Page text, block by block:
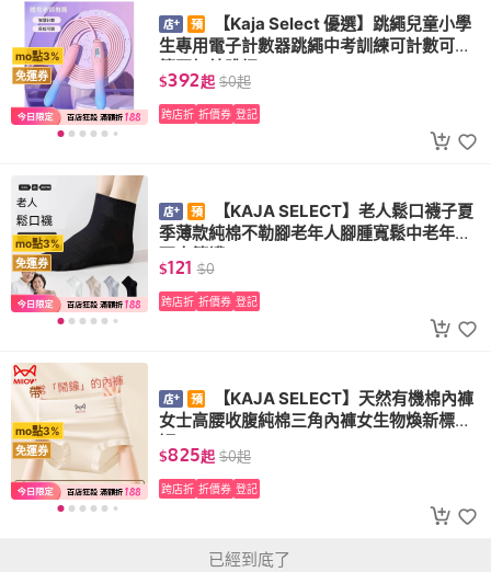
mo點3%
免運券
【Kaja Select 優選】跳繩兒童小學
生專用電子計數器跳繩中考訓練可計數可調
節不打結跳繩
$392起 $0起
跨店折 折價券 登記
mo點3%
免運券
【KAJA SELECT】老人鬆口襪子夏
季薄款純棉不勒腳老年人腳腫寬鬆中老年大
碼中筒襪
$121 $0
跨店折 折價券 登記
mo點3%
免運券
【KAJA SELECT】天然有機棉內褲
女士高腰收腹純棉三角內褲女生物煥新標
短...
$825起 $0起
跨店折 折價券 登記
已經到底了